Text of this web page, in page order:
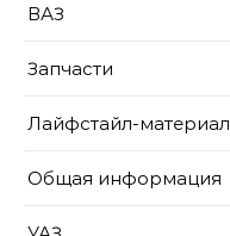
ВАЗ
Запчасти
Лайфстайл-материал
Общая информация